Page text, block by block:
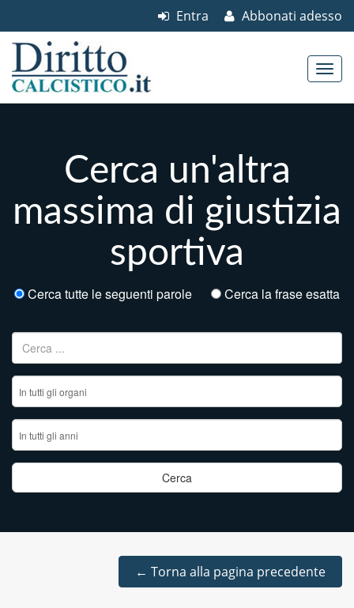
Abbonati adesso
Entra
Cerca un'altra
massima di giustizia
sportiva
Cerca tutte le seguenti parole Cerca la frase esatta
Ricerca per:
← Torna alla pagina precedente